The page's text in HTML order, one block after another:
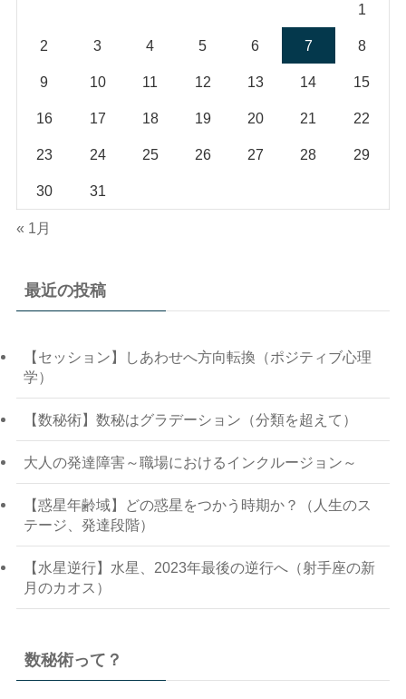
1
2 3 4 5 6 7 8
9 10 11 12 13 14 15
16 17 18 19 20 21 22
23 24 25 26 27 28 29
30 31
« 1月
最近の投稿
【セッション】しあわせへ方向転換（ポジティブ心理
学）
【数秘術】数秘はグラデーション（分類を超えて）
大人の発達障害～職場におけるインクルージョン～
【惑星年齢域】どの惑星をつかう時期か？（人生のス
テージ、発達段階）
【水星逆行】水星、2023年最後の逆行へ（射手座の新
月のカオス）
数秘術って？